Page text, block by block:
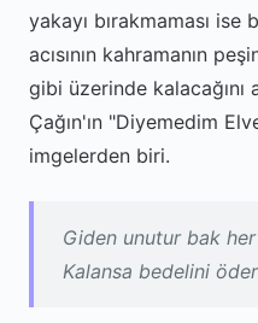
yakayı bırakmaması ise
acısının kahramanın
gibi üzerinde kalacağını
Çağın'ın "Diyemedim
imgelerden biri.
Giden unutur bak
Kalansa bedelini öder